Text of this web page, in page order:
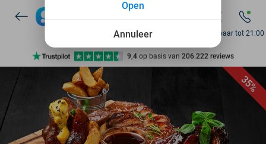
7 dagen per week beschikbaar
10+ miljoen leden
9,4 op basis van 206.222 reviews
7 dagen per week beschikbaar
10+ miljoen leden
Bereikbaar tot 21:00
35%
Annuleer
Open